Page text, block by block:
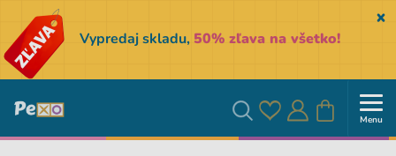
Vypredaj skladu, 50% zľava na všetko!
Vyhľadávanie
Obľúbené
Prihlásiť
Košík Menu